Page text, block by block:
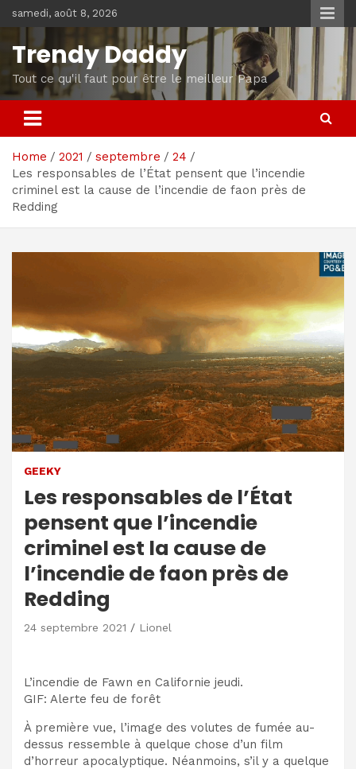
to
content
samedi, août 8, 2026
Trendy Daddy
Tout ce qu'il faut pour être le meilleur Papa
Home 2021 septembre
24
Les responsables de l’État pensent que l’incendie
criminel est la cause de l’incendie de faon près de
Redding
GEEKY
Les responsables de l’État
pensent que l’incendie
criminel est la cause de
l’incendie de faon près de
Redding
24 septembre 2021 Lionel
L’incendie de Fawn en Californie jeudi.
GIF: Alerte feu de forêt
À première vue, l’image des volutes de fumée au-
dessus ressemble à quelque chose d’un film
d’horreur apocalyptique. Néanmoins, s’il y a quelque